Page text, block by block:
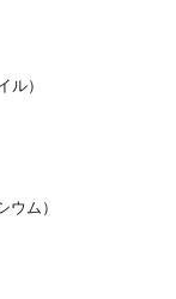
）
ム）